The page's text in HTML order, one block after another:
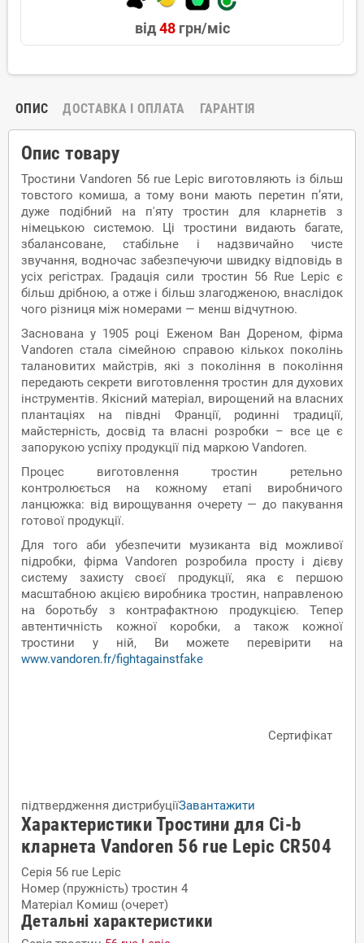
від48грн/міс
ОПИС ДОСТАВКА І ОПЛАТА ГАРАНТІЯ
Опис товару
Тростини Vandoren 56 rue Lepic виготовляють із більш
товстого комиша, а тому вони мають перетин п’яти,
дуже подібний на п'яту тростин для кларнетів з
німецькою системою. Ці тростини видають багате,
збалансоване, стабільне і надзвичайно чисте
звучання, водночас забезпечуючи швидку відповідь в
усіх регістрах. Градація сили тростин 56 Rue Lepic є
більш дрібною, а отже і більш злагодженою, внаслідок
чого різниця між номерами — менш відчутною.
Заснована у 1905 році Еженом Ван Дореном, фірма
Vandoren стала сімейною справою кількох поколінь
талановитих майстрів, які з покоління в покоління
передають секрети виготовлення тростин для духових
інструментів. Якісний матеріал, вирощений на власних
плантаціях на півдні Франції, родинні традиції,
майстерність, досвід та власні розробки – все це є
запорукою успіху продукції під маркою Vandoren.
Процес виготовлення тростин ретельно
контролюється на кожному етапі виробничого
ланцюжка: від вирощування очерету — до пакування
готової продукції.
Для того аби убезпечити музиканта від можливої
підробки, фірма Vandoren розробила просту і дієву
систему захисту своєї продукції, яка є першою
масштабною акцією виробника тростин, направленою
на боротьбу з контрафактною продукцією. Тепер
автентичність кожної коробки, а також кожної
тростини у ній, Ви можете перевірити на
www.vandoren.fr/fightagainstfake
Сертифікат
підтвердження дистрибуціїЗавантажити
Характеристики Тростини для Сі-b
кларнета Vandoren 56 rue Lepic CR504
Серія 56 rue Lepic
Номер (пружність) тростин 4
Матеріал Комиш (очерет)
Детальні характеристики